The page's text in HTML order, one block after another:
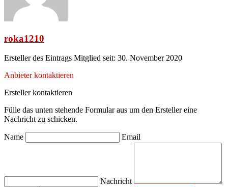
roka1210
Ersteller des Eintrags Mitglied seit: 30. November 2020
Anbieter kontaktieren
Ersteller kontaktieren
Fülle das unten stehende Formular aus um den Ersteller eine
Nachricht zu schicken.
Name Email
Nachricht